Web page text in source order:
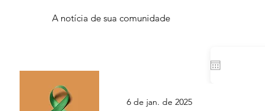
A notícia de sua comunidade
6 de jan. de 2025